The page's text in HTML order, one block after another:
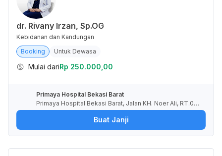
dr. Rivany Irzan, Sp.OG
Kebidanan dan Kandungan
Booking
Untuk Dewasa
Mulai dariRp 250.000,00
Primaya Hospital Bekasi Barat
Primaya Hospital Bekasi Barat, Jalan KH. Noer Ali, RT.00
1/RW.009, Kayuringin Jaya, Kota Bekasi, Jawa Barat, Indo
Buat Janji